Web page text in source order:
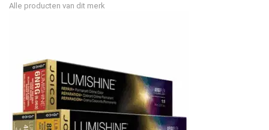
Gel
Alle producten van dit merk